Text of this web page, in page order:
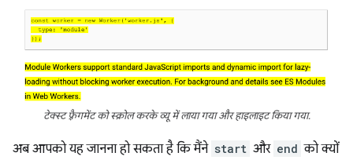
टेक्स्ट फ़्रैगमेंट को स्क्रोल करके व्यू में लाया गया और हाइलाइट किया गया.
अब आपको यह जानना हो सकता है कि मैंने start और end को क्यों